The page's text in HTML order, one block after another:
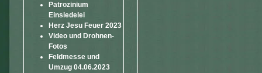
Patrozinium
Einsiedelei
Herz Jesu Feuer 2023
Video und Drohnen-
Fotos
Feldmesse und
Umzug 04.06.2023